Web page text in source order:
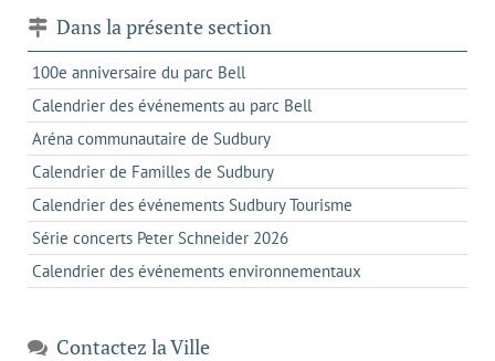
Dans la présente section
100e anniversaire du parc Bell
Calendrier des événements au parc Bell
Aréna communautaire de Sudbury
Calendrier de Familles de Sudbury
Calendrier des événements Sudbury Tourisme
Série concerts Peter Schneider 2026
Calendrier des événements environnementaux
Contactez la Ville